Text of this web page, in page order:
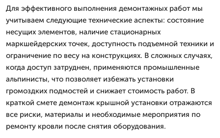
Для эффективного выполнения демонтажных работ мы
учитываем следующие технические аспекты: состояние
несущих элементов, наличие стационарных
маркшейдерских точек, доступность подъемной техники и
ограничение по весу на конструкциях. В сложных случаях,
когда доступ затруднен, применяются промышленные
альпинисты, что позволяет избежать установки
громоздких подмостей и снижает стоимость работ. В
краткой смете демонтаж крышной установки отражаются
все риски, материалы и необходимые мероприятия по
ремонту кровли после снятия оборудования.